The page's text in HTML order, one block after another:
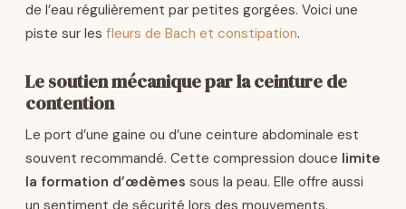
de l’eau régulièrement par petites gorgées. Voici une
piste sur les fleurs de Bach et constipation.
Le soutien mécanique par la ceinture de
contention
Le port d’une gaine ou d’une ceinture abdominale est
souvent recommandé. Cette compression douce limite
la formation d’œdèmes sous la peau. Elle offre aussi
un sentiment de sécurité lors des mouvements.